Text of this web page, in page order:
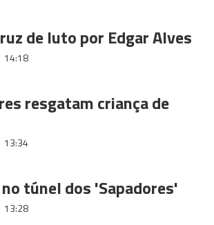
de luto por Edgar Alves
14:18
resgatam criança de
13:34
túnel dos 'Sapadores'
13:28